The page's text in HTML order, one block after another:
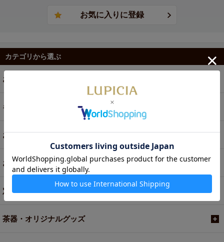
カテゴリから選ぶ
お茶
ギフト
お菓子・食品・飲料
お買い得商品
定期便
茶器・オリジナルグッズ